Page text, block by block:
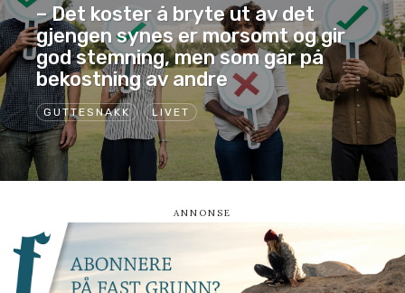
GUTTESNAKK LIVET
– Det koster å bryte ut av det
gjengen synes er morsomt og gir
god stemning, men som går på
bekostning av andre